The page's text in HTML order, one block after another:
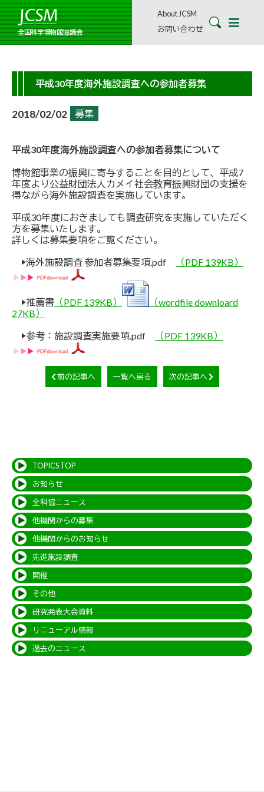
全国科学博物館協議会
About JCSM
お問い合わせ
平成30年度海外施設調査への参加者募集
2018/02/02 募集
平成30年度海外施設調査への参加者募集について
博物館事業の振興に寄与することを目的として、平成7
年度より公益財団法人カメイ社会教育振興財団の支援を
得ながら海外施設調査を実施しています。
平成30年度におきましても調査研究を実施していただく
方を募集いたします。
詳しくは募集要項をご覧ください。
▶海外施設調査 参加者募集要項.pdf
（PDF 139KB）
▶推薦書 （PDF 139KB）
（wordfile downloard
27KB）
▶参考：施設調査実施要項.pdf
（PDF 139KB）
前の記事へ 一覧へ戻る 次の記事へ
TOPICS TOP
お知らせ
全科協ニュース
他機関からの募集
他機関からのお知らせ
先進施設調査
開催
その他
研究発表大会資料
リニューアル情報
過去のニュース